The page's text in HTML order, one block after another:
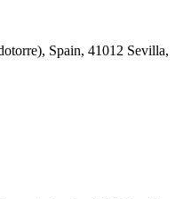
Spain, 41012 Sevilla,